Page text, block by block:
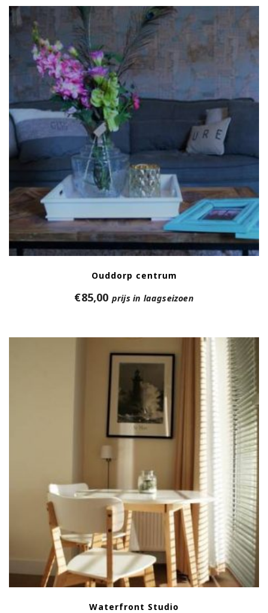
Ouddorp centrum
€85,00 prijs in laagseizoen
Waterfront Studio